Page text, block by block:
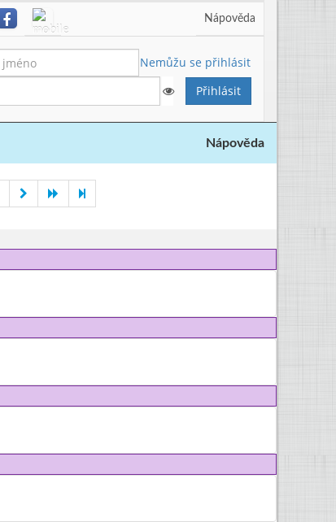
Nápověda
Nemůžu se přihlásit
Nápověda